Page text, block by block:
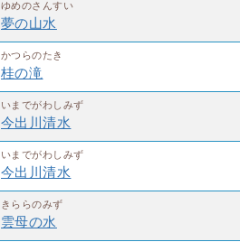
ゆめのさんすい
夢の山水
かつらのたき
桂の滝
いまでがわしみず
今出川清水
いまでがわしみず
今出川清水
きららのみず
雲母の水